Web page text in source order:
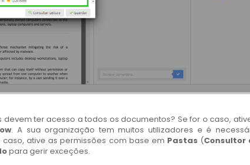
ter acesso a todos os documentos? Se for o caso,
. A sua organização tem muitos utilizadores e é
ative as permissões com base em Pastas (Consultor
para gerir exceções.